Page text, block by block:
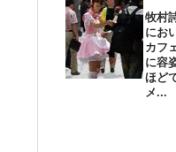
牧村
にお
カフ
に容
ほど
メ...